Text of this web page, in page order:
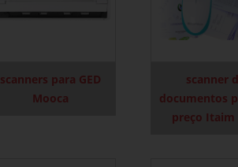
scanners para GED
Mooca
scanner
documentos
preço Itaim